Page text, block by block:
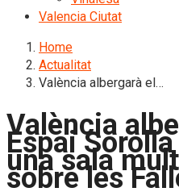
Valencia Ciutat
Home
Actualitat
València albergarà el…
València
Espai
una sala
sobre les